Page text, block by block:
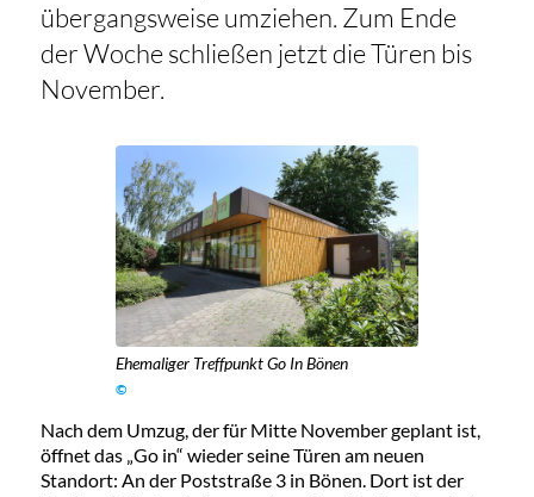
übergangsweise umziehen. Zum Ende
der Woche schließen jetzt die Türen bis
November.
Ehemaliger Treffpunkt Go In Bönen
©
Nach dem Umzug, der für Mitte November geplant ist,
öffnet das „Go in“ wieder seine Türen am neuen
Standort: An der Poststraße 3 in Bönen. Dort ist der